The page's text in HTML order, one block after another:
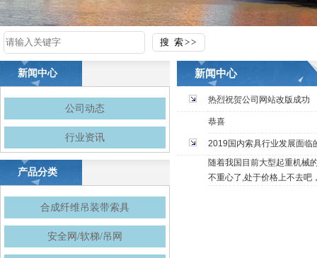
新闻中心
公司动态
行业资讯
产品分类
合成纤维吊装带索具
安全网/软梯/吊网
新闻中心
热烈祝贺公司网站改版成功
恭喜
2019国内索具行业发展面临
随着我国目前大型起重机械
不重心了,处于价格上不去吧